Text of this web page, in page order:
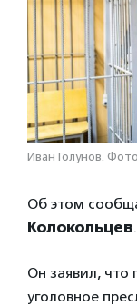
Иван Голунов.
Об этом
Колокольцев.
Он заявил, что
уголовное